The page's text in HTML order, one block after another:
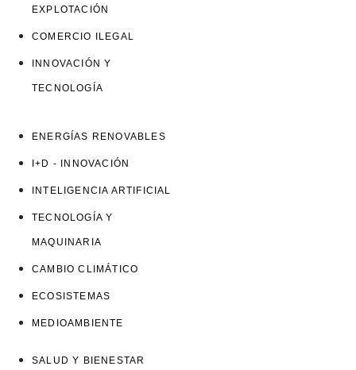
EXPLOTACIÓN
COMERCIO ILEGAL
INNOVACIÓN Y
TECNOLOGÍA
ENERGÍAS RENOVABLES
I+D - INNOVACIÓN
INTELIGENCIA ARTIFICIAL
TECNOLOGÍA Y
MAQUINARIA
CAMBIO CLIMÁTICO
ECOSISTEMAS
MEDIOAMBIENTE
SALUD Y BIENESTAR